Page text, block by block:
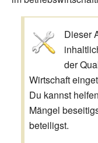
Dieser
der
Wirtschaft
Du kannst
Mängel
beteiligst.